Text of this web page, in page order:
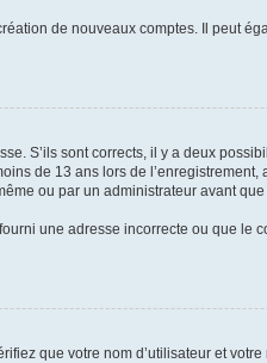
de nouveaux comptes. Il peut
S’ils sont corrects, il y a deux
de 13 ans lors de
ou par un administrateur avant
une adresse incorrecte ou que
que votre nom d’utilisateur et